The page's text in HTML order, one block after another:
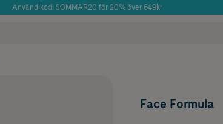
Använd kod: SOMMAR20 för 20% över 649kr
Face Formula